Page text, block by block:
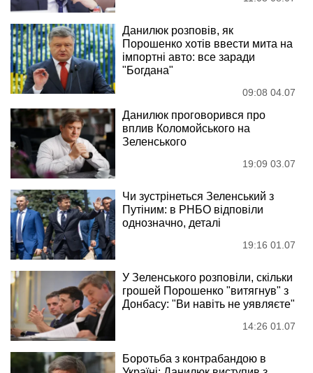
Данилюк розповів, як
Порошенко хотів ввести мита на
імпортні авто: все заради
"Богдана"
09:08 04.07
Данилюк проговорився про
вплив Коломойського на
Зеленського
19:09 03.07
Чи зустрінеться Зеленський з
Путіним: в РНБО відповіли
однозначно, деталі
19:16 01.07
У Зеленського розповіли, скільки
грошей Порошенко "витягнув" з
Донбасу: "Ви навіть не уявляєте"
14:26 01.07
Боротьба з контрабандою в